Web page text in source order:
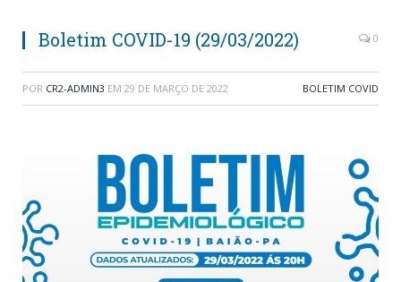
Boletim COVID-19 (29/03/2022) 0
POR CR2-ADMIN3 EM 29 DE MARÇO DE 2022 BOLETIM COVID